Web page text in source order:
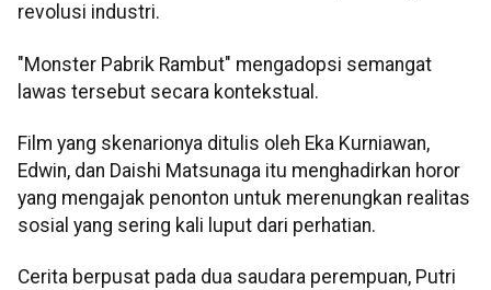
revolusi industri.
"Monster Pabrik Rambut" mengadopsi semangat
lawas tersebut secara kontekstual.
Film yang skenarionya ditulis oleh Eka Kurniawan,
Edwin, dan Daishi Matsunaga itu menghadirkan horor
yang mengajak penonton untuk merenungkan realitas
sosial yang sering kali luput dari perhatian.
Cerita berpusat pada dua saudara perempuan, Putri